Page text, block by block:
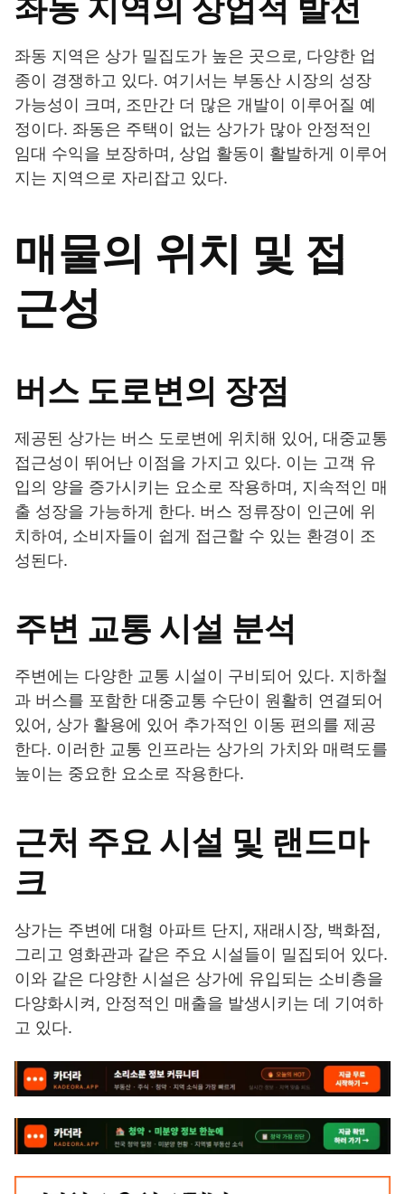
좌동 지역의 상업적 발전
좌동 지역은 상가 밀집도가 높은 곳으로, 다양한 업
종이 경쟁하고 있다. 여기서는 부동산 시장의 성장
가능성이 크며, 조만간 더 많은 개발이 이루어질 예
정이다. 좌동은 주택이 없는 상가가 많아 안정적인
임대 수익을 보장하며, 상업 활동이 활발하게 이루어
지는 지역으로 자리잡고 있다.
매물의 위치 및 접
근성
버스 도로변의 장점
제공된 상가는 버스 도로변에 위치해 있어, 대중교통
접근성이 뛰어난 이점을 가지고 있다. 이는 고객 유
입의 양을 증가시키는 요소로 작용하며, 지속적인 매
출 성장을 가능하게 한다. 버스 정류장이 인근에 위
치하여, 소비자들이 쉽게 접근할 수 있는 환경이 조
성된다.
주변 교통 시설 분석
주변에는 다양한 교통 시설이 구비되어 있다. 지하철
과 버스를 포함한 대중교통 수단이 원활히 연결되어
있어, 상가 활용에 있어 추가적인 이동 편의를 제공
한다. 이러한 교통 인프라는 상가의 가치와 매력도를
높이는 중요한 요소로 작용한다.
근처 주요 시설 및 랜드마
크
상가는 주변에 대형 아파트 단지, 재래시장, 백화점,
그리고 영화관과 같은 주요 시설들이 밀집되어 있다.
이와 같은 다양한 시설은 상가에 유입되는 소비층을
다양화시켜, 안정적인 매출을 발생시키는 데 기여하
고 있다.